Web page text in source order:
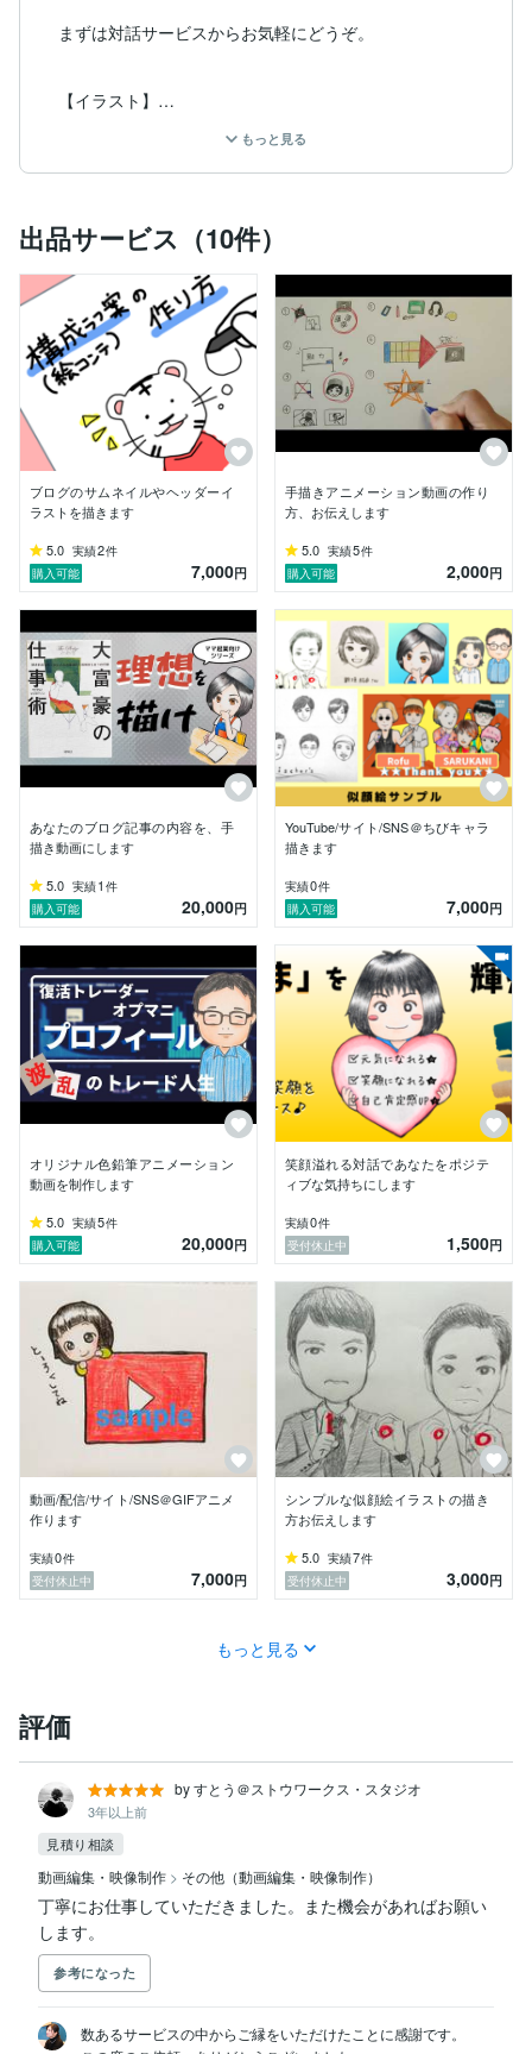
まずは対話サービスからお気軽にどうぞ。
【イラスト】
や似顔絵、ヘッダー制作、色鉛筆を使った手描きの動画
制作（ホワイトボードアニメーションを色鉛筆+ペンに
あなたの商品サービスや伝えたいメッセージを、より伝
わりやすく、オリジナリティにあふれたものにするため
のお手伝いをさせてください。
「どんな動画を作ってもらえるの？」
という方は、サービスページにサンプル動画を掲載して
いるので、ご確認いただけると幸いです。
色鉛筆が持つ、温かくやわらかな雰囲気をぜひ味わって
みてください。
誠心誠意、そして明るさを持ってお仕事をさせていただ
きます。
【経歴】
福祉系4大卒後、障がい者福祉施設就職
→いじめ×プライベートでも凹み2年で転職
→高齢者デイで介護職／生活相談員として4年働き出産
を機に退職
→アフィリ・書評ブログ開始
→書評ブログから収益月10万達成
→お絵描き好きだった過去から「色鉛筆アニメクリエイ
ター」の道へ
→ストーリーブランディングの劇的な効果×色鉛筆アニ
メ動画作りの楽しさに没頭
→2023年、自己理解プログラムで自己理解を深め、強
みや価値観を深めた結果、「対話」によって自分の強み
→「誰もが自信を持ち、好き＆得意を活かして笑顔で楽
しみながら前進できる世界をつくる」というビジョンの
【その他】
・同人サークルでイラスト・漫画を描いた経験あり
・小学生のころから自己啓発書、ビジネス書を中心に本
を読むのが好き
→2015年1月、2016年11月生まれの男子たちの育児や
家事、パソコン作業の合間に2019年に読んだ本は約100
・社会福祉士、介護福祉士、コーチング修了資格あり
・アフィリエイトやメディアサイト運営経験あり
もっと見る
出品サービス（10件）
ブログのサムネイルやヘッダーイ
ラストを描きます
5.0 実績2件
購入可能
7,000円
手描きアニメーション動画の作り
方、お伝えします
5.0 実績5件
購入可能
2,000円
あなたのブログ記事の内容を、手
描き動画にします
5.0 実績1 件
購入可能
20,000円
YouTube/サイト/SNS＠ちびキャラ
描きます
実績0件
購入可能
7,000円
オリジナル色鉛筆アニメーション
動画を制作します
5.0 実績5件
購入可能
20,000円
笑顔溢れる対話であなたをポジテ
ィブな気持ちにします
実績0件
受付休止中
1,500円
動画/配信/サイト/SNS＠GIFアニメ
作ります
実績0件
受付休止中
7,000円
シンプルな似顔絵イラストの描き
方お伝えします
5.0 実績7件
受付休止中
3,000円
もっと見る
評価
by すとう＠ストウワークス・スタジオ
3年以上前
見積り相談
動画編集・映像制作 > その他（動画編集・映像制作）
丁寧にお仕事していただきました。また機会があればお願い
します。
参考になった
数あるサービスの中からご縁をいただけたことに感謝です。